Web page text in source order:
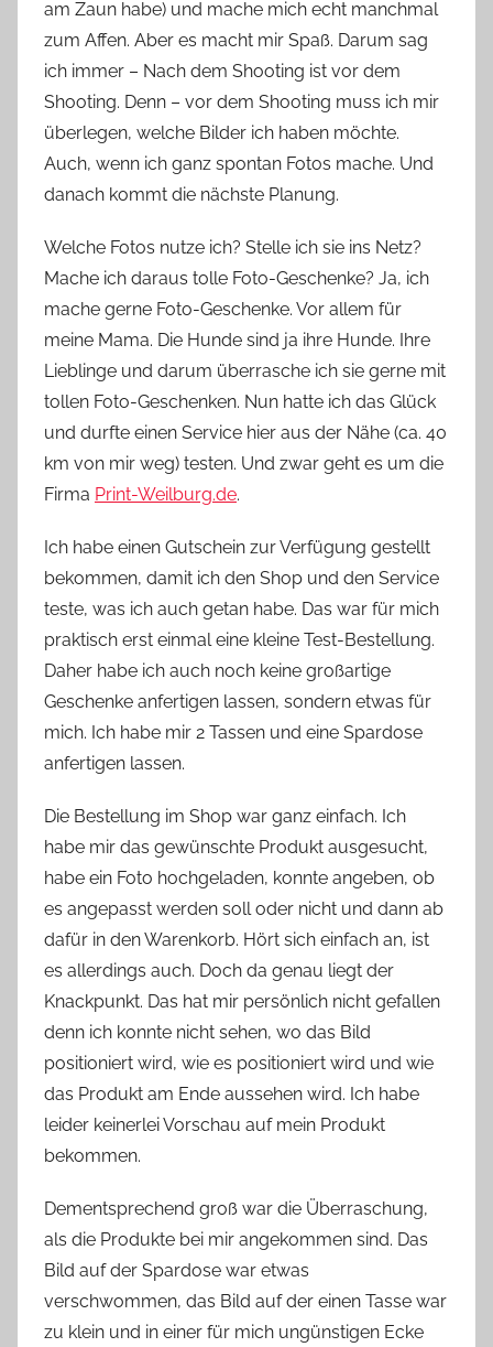
am Zaun habe) und mache mich echt manchmal
zum Affen. Aber es macht mir Spaß. Darum sag
ich immer – Nach dem Shooting ist vor dem
Shooting. Denn – vor dem Shooting muss ich mir
überlegen, welche Bilder ich haben möchte.
Auch, wenn ich ganz spontan Fotos mache. Und
danach kommt die nächste Planung.
Welche Fotos nutze ich? Stelle ich sie ins Netz?
Mache ich daraus tolle Foto-Geschenke? Ja, ich
mache gerne Foto-Geschenke. Vor allem für
meine Mama. Die Hunde sind ja ihre Hunde. Ihre
Lieblinge und darum überrasche ich sie gerne mit
tollen Foto-Geschenken. Nun hatte ich das Glück
und durfte einen Service hier aus der Nähe (ca. 40
km von mir weg) testen. Und zwar geht es um die
Firma Print-Weilburg.de.
Ich habe einen Gutschein zur Verfügung gestellt
bekommen, damit ich den Shop und den Service
teste, was ich auch getan habe. Das war für mich
praktisch erst einmal eine kleine Test-Bestellung.
Daher habe ich auch noch keine großartige
Geschenke anfertigen lassen, sondern etwas für
mich. Ich habe mir 2 Tassen und eine Spardose
anfertigen lassen.
Die Bestellung im Shop war ganz einfach. Ich
habe mir das gewünschte Produkt ausgesucht,
habe ein Foto hochgeladen, konnte angeben, ob
es angepasst werden soll oder nicht und dann ab
dafür in den Warenkorb. Hört sich einfach an, ist
es allerdings auch. Doch da genau liegt der
Knackpunkt. Das hat mir persönlich nicht gefallen
denn ich konnte nicht sehen, wo das Bild
positioniert wird, wie es positioniert wird und wie
das Produkt am Ende aussehen wird. Ich habe
leider keinerlei Vorschau auf mein Produkt
bekommen.
Dementsprechend groß war die Überraschung,
als die Produkte bei mir angekommen sind. Das
Bild auf der Spardose war etwas
verschwommen, das Bild auf der einen Tasse war
zu klein und in einer für mich ungünstigen Ecke